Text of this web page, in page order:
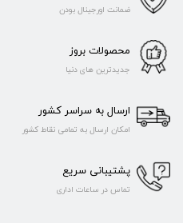
ضمانت اورجینال بودن
محصولات بروز
جدیدترین های دنیا
ارسال به سراسر کشور
امکان ارسال به تمامی نقاط کشور
پشتیبانی سریع
تماس در ساعات اداری